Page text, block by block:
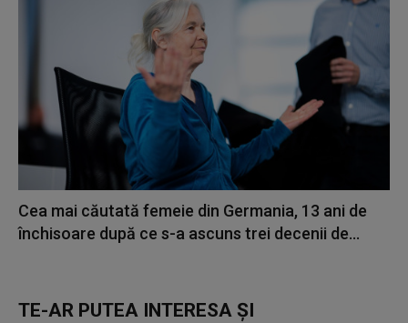
Cea mai căutată femeie din Germania, 13 ani de
închisoare după ce s-a ascuns trei decenii de...
TE-AR PUTEA INTERESA ȘI